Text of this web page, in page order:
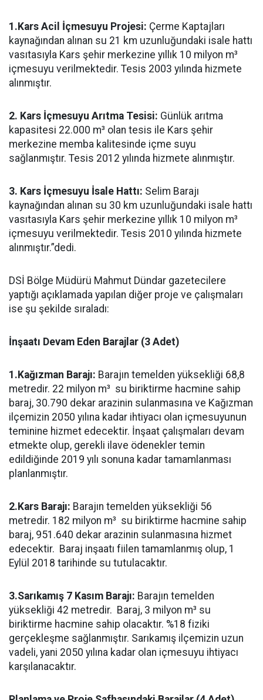
1.Kars Acil İçmesuyu Projesi: Çerme Kaptajları
kaynağından alınan su 21 km uzunluğundaki isale hattı
vasıtasıyla Kars şehir merkezine yıllık 10 milyon m³
içmesuyu verilmektedir. Tesis 2003 yılında hizmete
alınmıştır.
2. Kars İçmesuyu Arıtma Tesisi: Günlük arıtma
kapasitesi 22.000 m³ olan tesis ile Kars şehir
merkezine memba kalitesinde içme suyu
sağlanmıştır. Tesis 2012 yılında hizmete alınmıştır.
3. Kars İçmesuyu İsale Hattı: Selim Barajı
kaynağından alınan su 30 km uzunluğundaki isale hattı
vasıtasıyla Kars şehir merkezine yıllık 10 milyon m³
içmesuyu verilmektedir. Tesis 2010 yılında hizmete
alınmıştır.”dedi.
DSİ Bölge Müdürü Mahmut Dündar gazetecilere
yaptığı açıklamada yapılan diğer proje ve çalışmaları
ise şu şekilde sıraladı:
İnşaatı Devam Eden Barajlar (3 Adet)
1.Kağızman Barajı: Barajın temelden yüksekliği 68,8
metredir. 22 milyon m³ su biriktirme hacmine sahip
baraj, 30.790 dekar arazinin sulanmasına ve Kağızman
ilçemizin 2050 yılına kadar ihtiyacı olan içmesuyunun
teminine hizmet edecektir. İnşaat çalışmaları devam
etmekte olup, gerekli ilave ödenekler temin
edildiğinde 2019 yılı sonuna kadar tamamlanması
planlanmıştır.
2.Kars Barajı: Barajın temelden yüksekliği 56
metredir. 182 milyon m³ su biriktirme hacmine sahip
baraj, 951.640 dekar arazinin sulanmasına hizmet
edecektir. Baraj inşaatı fiilen tamamlanmış olup, 1
Eylül 2018 tarihinde su tutulacaktır.
3.Sarıkamış 7 Kasım Barajı: Barajın temelden
yüksekliği 42 metredir. Baraj, 3 milyon m³ su
biriktirme hacmine sahip olacaktır. %18 fiziki
gerçekleşme sağlanmıştır. Sarıkamış ilçemizin uzun
vadeli, yani 2050 yılına kadar olan içmesuyu ihtiyacı
karşılanacaktır.